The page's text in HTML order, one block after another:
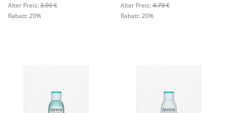
Alter Preis:3.99 €
Rabatt:20%
Alter Preis:4.79 €
Rabatt:20%